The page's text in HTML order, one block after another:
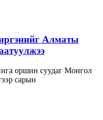
Алматы
оршин суудаг Монгол
сарын